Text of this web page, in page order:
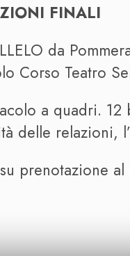
FINALI
da
Corso Teatro
a quadri.
delle
prenotazione